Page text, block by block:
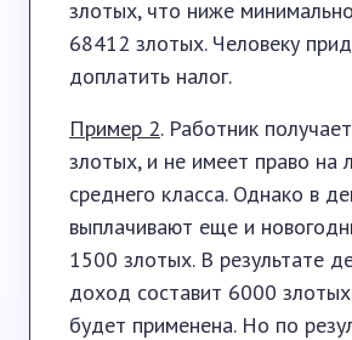
злотых, что ниже
68412 злотых. Человеку
доплатить налог.
Пример 2. Работник
злотых, и не имеет право на
среднего класса. Однако в
выплачивают еще и
1500 злотых. В результате
доход составит 6000
будет применена. Но по